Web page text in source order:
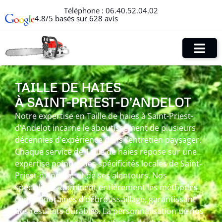
Téléphone : 06.40.52.04.02
4.8/5 basés sur 628 avis
TAILLE DE HAIES
À SAINT-PRIEST-D’ANDELOT
Notre expertise en Taille de haies à Saint-Priest-
d’Andelot incarne le aboutissement de plusieurs
décennies d’expérience dans l’entretien paysager.
Chaque service de Taille de haies repose sur une
expertise pointue des spécificités locales de Saint-
Priest-d’Andelot et de ses alentours. Nos
spécialistes dominent entièrement les méthodes
contemporaines d’débroussaillage, garantissant
des résultats durables. La personnalisation de nos